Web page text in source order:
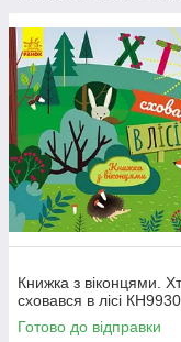
Книжка з віконцями.
сховався в лісі
Готово до відправки